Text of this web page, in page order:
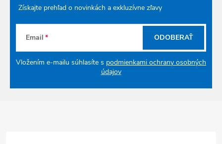
Získajte prehľad o novinkách a exkluzívne zľavy
Email
Vložením e-mailu súhlasíte s podmienkami ochrany osobných
údajov
ODOBERAŤ